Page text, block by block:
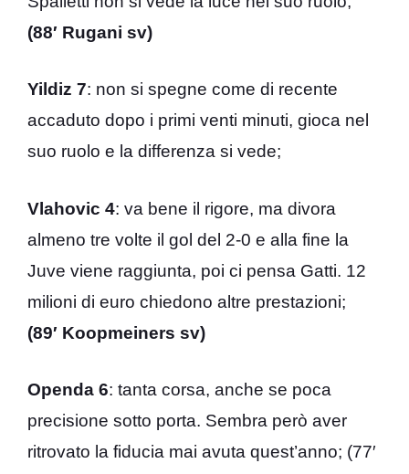
(88′ Rugani sv)
Yildiz 7: non si spegne come di recente
accaduto dopo i primi venti minuti, gioca nel
suo ruolo e la differenza si vede;
Vlahovic 4: va bene il rigore, ma divora
almeno tre volte il gol del 2-0 e alla fine la
Juve viene raggiunta, poi ci pensa Gatti. 12
milioni di euro chiedono altre prestazioni;
(89′ Koopmeiners sv)
Openda 6: tanta corsa, anche se poca
precisione sotto porta. Sembra però aver
ritrovato la fiducia mai avuta quest’anno; (77′